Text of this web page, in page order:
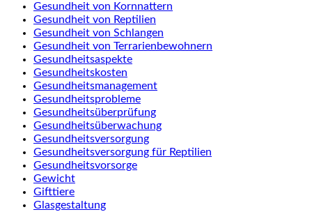
Gesundheit von Kornnattern
Gesundheit von Reptilien
Gesundheit von Schlangen
Gesundheit von Terrarienbewohnern
Gesundheitsaspekte
Gesundheitskosten
Gesundheitsmanagement
Gesundheitsprobleme
Gesundheitsüberprüfung
Gesundheitsüberwachung
Gesundheitsversorgung
Gesundheitsversorgung für Reptilien
Gesundheitsvorsorge
Gewicht
Gifttiere
Glasgestaltung